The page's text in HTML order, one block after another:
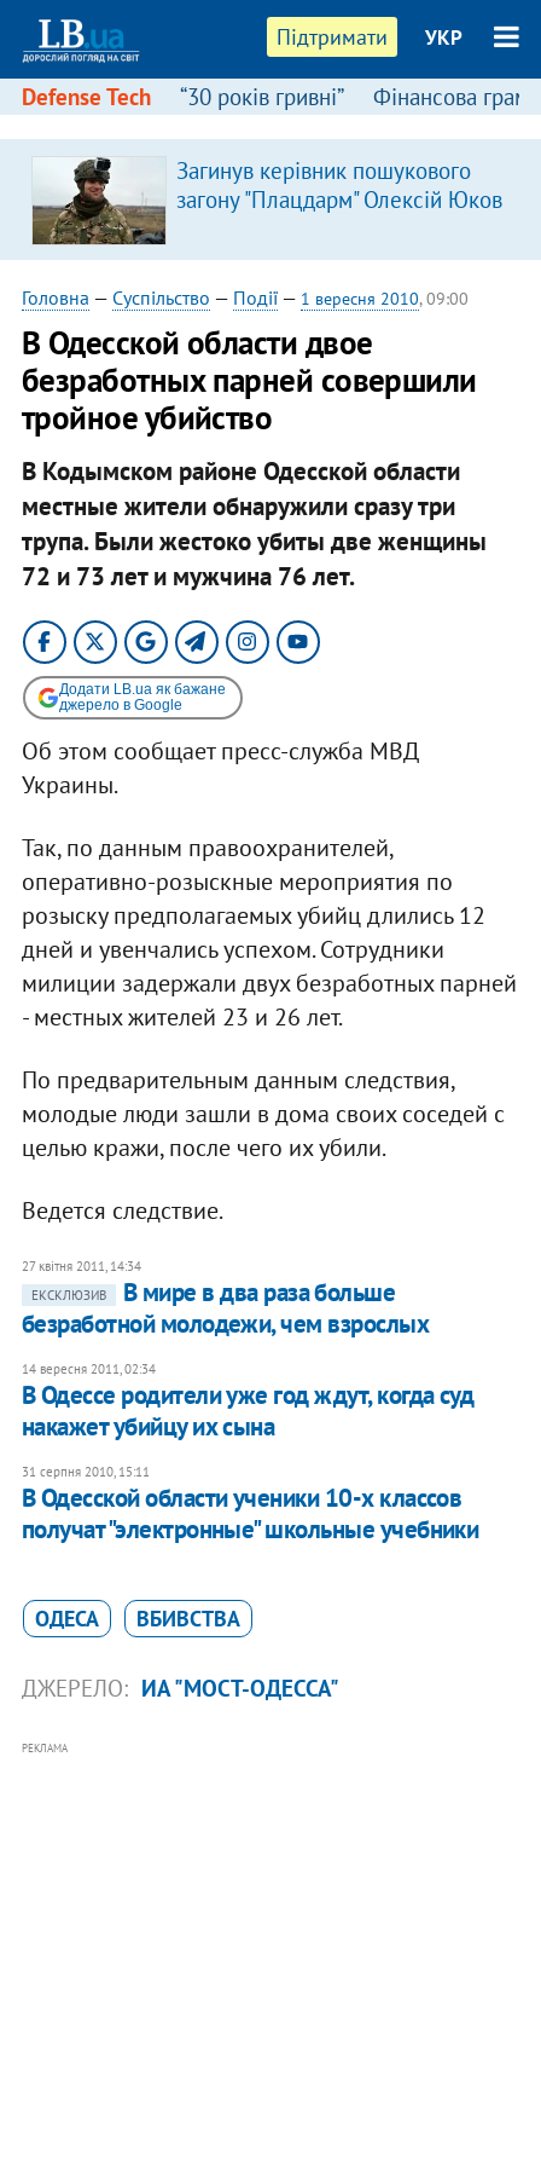
Підтримати УКР
Defense Tech “30 років гривні” Фінансова
Загинув керівник пошукового
загону "Плацдарм" Олексій Юков
Головна — Суспільство — Події— 1 вересня 2010, 09:00
В Одесской области двое
безработных парней совершили
тройное убийство
В Кодымском районе Одесской области
местные жители обнаружили сразу три
трупа. Были жестоко убиты две женщины
72 и 73 лет и мужчина 76 лет.
Додати LB.ua як бажане
джерело в Google
Об этом сообщает пресс-служба МВД
Украины.
Так, по данным правоохранителей,
оперативно-розыскные мероприятия по
розыску предполагаемых убийц длились 12
дней и увенчались успехом. Сотрудники
милиции задержали двух безработных парней
- местных жителей 23 и 26 лет.
По предварительным данным следствия,
молодые люди зашли в дома своих соседей с
целью кражи, после чего их убили.
Ведется следствие.
27 квітня 2011, 14:34
ЕКСКЛЮЗИВ
​В мире в два раза больше
безработной молодежи, чем взрослых
14 вересня 2011, 02:34
В Одессе родители уже год ждут, когда суд
накажет убийцу их сына
31 серпня 2010, 15:11
В Одесской области ученики 10-х классов
получат "электронные" школьные учебники
ОДЕСА ВБИВСТВА
ДЖЕРЕЛО: ИА "МОСТ-ОДЕССА"
РЕКЛАМА